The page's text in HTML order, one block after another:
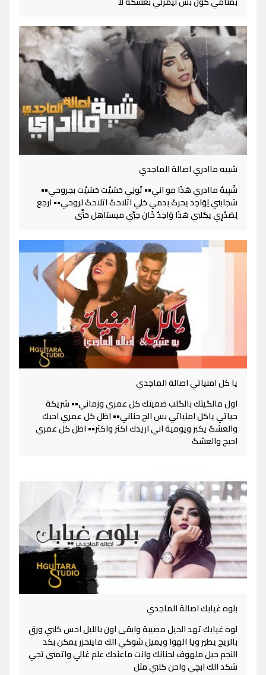
شبيه ماادري اصالة الماجدي
شَبِيهٌ ماادري هَذَا مو اني•• تُونِي حَسَيْت حَسَيْت بجروحي••
شجابني لِوَاحِد يحرگ بدمي خلي اتلاحگ اتلاحگ لروحي•• ارجع
لِصَدْرِي يگلبي هَذَا وَاحِدٌ خَان حِبِّي ميستاهل حَتَّى
يا كل امنياتي اصالة الماجدي
اول مالگيتك بالگلب ضميتك كل عمري وزماني•• شريكة
حياتي ياكل امنياتي بس الچ حناني•• اظل كل عمري احبك
والعشگ يكبر ويومية اني اريدك اكثر واكثر•• اظل كل عمري
احبچ والعشگ
بلوه غيابك اصالة الماجدي
لوه غيابك تهد الحيل مصيبة وابقى اون بالليل احس كلبي ورق
بالريح يطير ويا الهوا ويميل شوكي الك ماينحزر يمكن بكد
النجم حيل ملهوف لحنانك وانت ماعندك علم غالي واتمنى تجي
شكد الك ابچي واحن كلبي مثل